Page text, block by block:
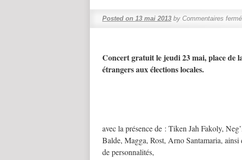
Posted on 13 mai 2013 by Commentaires
Concert gratuit le jeudi 23 mai, place de
étrangers aux élections locales.
avec la présence de : Tiken Jah Fakoly,
Balde, Magga, Rost, Arno Santamaria, ainsi
de personnalités,